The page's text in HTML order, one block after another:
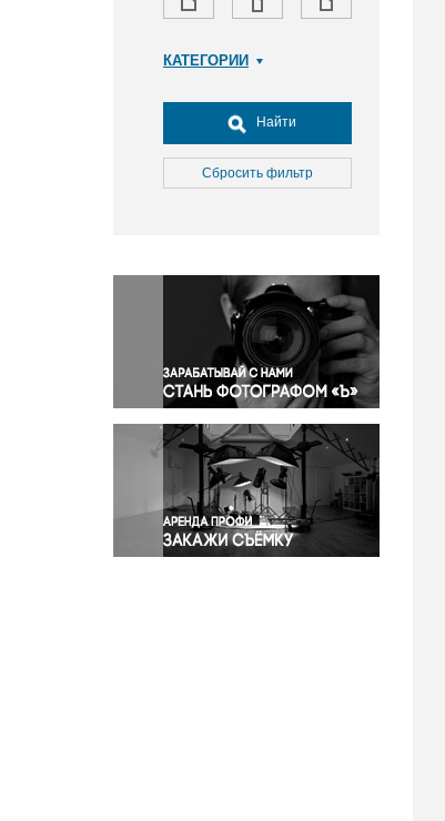
КАТЕГОРИИ
Досуг, туризм и отдых
Культура
Медицина
Окружающая среда
Политика
Правосудие
Происшествия и конфликты
Религия
Светская жизнь
Спорт
Экология
Экономика и бизнес
Найти
Сбросить фильтр